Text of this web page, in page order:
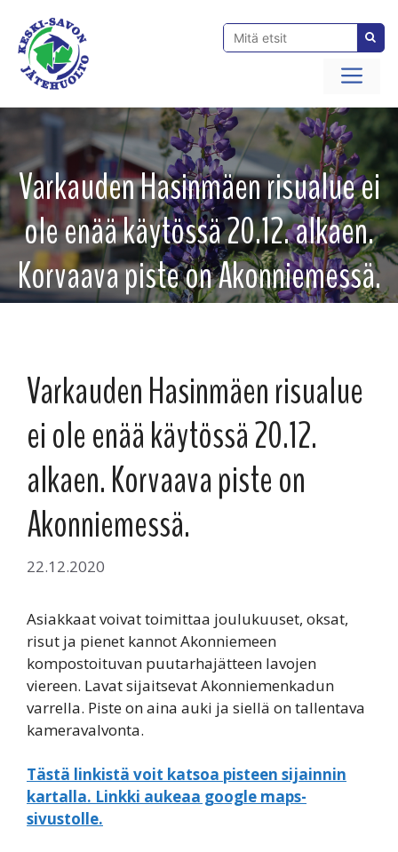
sisältöön
Varkauden Hasinmäen risualue ei
ole enää käytössä 20.12. alkaen.
Korvaava piste on Akonniemessä.
Varkauden Hasinmäen risualue
ei ole enää käytössä 20.12.
alkaen. Korvaava piste on
Akonniemessä.
22.12.2020
Asiakkaat voivat toimittaa joulukuuset, oksat,
risut ja pienet kannot Akonniemeen
kompostoituvan puutarhajätteen lavojen
viereen. Lavat sijaitsevat Akonniemenkadun
varrella. Piste on aina auki ja siellä on tallentava
kameravalvonta.
Tästä linkistä voit katsoa pisteen sijainnin
kartalla. Linkki aukeaa google maps-
sivustolle.